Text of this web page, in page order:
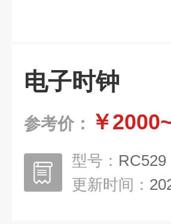
电子时钟
参考价： ￥
型号： RC529
更新时间：